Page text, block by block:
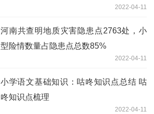
2022-04-11
河南共查明地质灾害隐患点2763处，小
型险情数量占隐患点总数85%
2022-04-11
小学语文基础知识：咕咚知识点总结 咕
咚知识点梳理
2022-04-11